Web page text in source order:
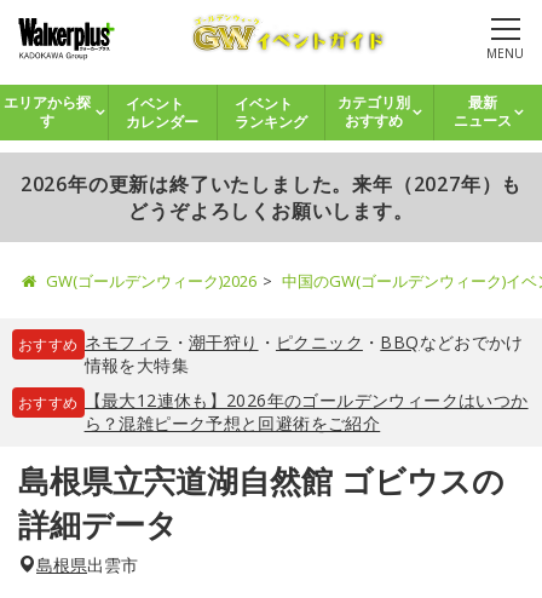
MENU
エリアから探
す
イベント
カレンダー
イベント
ランキング
カテゴリ別
おすすめ
最新
ニュース
2026年の更新は終了いたしました。来年（2027年）も
どうぞよろしくお願いします。
GW(ゴールデンウィーク)2026 中国のGW(ゴールデンウィーク)イ
おすすめ ネモフィラ ・ 潮干狩り ・ ピクニック ・ BBQなどおでかけ
情報を大特集
おすすめ
【最大12連休も】2026年のゴールデンウィークはいつか
ら？混雑ピーク予想と回避術をご紹介
島根県立宍道湖自然館 ゴビウスの
詳細データ
島根県出雲市